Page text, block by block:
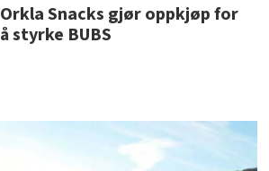
Orkla Snacks gjør oppkjøp for
å styrke BUBS